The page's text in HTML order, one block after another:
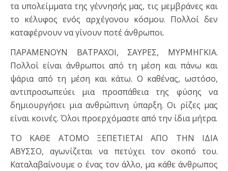
τα υπολείμματα της γέννησής μας, τις μεμβράνες και
το κέλυφος ενός αρχέγονου κόσμου. Πολλοί δεν
καταφέρνουν να γίνουν ποτέ άνθρωποι.
ΠΑΡΑΜΕΝΟΥΝ ΒΑΤΡΑΧΟΙ, ΣΑΥΡΕΣ, ΜΥΡΜΗΓΚΙΑ.
Πολλοί είναι άνθρωποι από τη μέση και πάνω και
ψάρια από τη μέση και κάτω. Ο καθένας, ωστόσο,
αντιπροσωπεύει μια προσπάθεια της φύσης να
δημιουργήσει μια ανθρώπινη ύπαρξη. Οι ρίζες μας
είναι κοινές. Όλοι προερχόμαστε από την ίδια μήτρα.
ΤΟ ΚΑΘΕ ΑΤΟΜΟ ΞΕΠΕΤΙΕΤΑΙ ΑΠΟ ΤΗΝ ΙΔΙΑ
ΑΒΥΣΣΟ, αγωνίζεται να πετύχει τον σκοπό του.
Καταλαβαίνουμε ο ένας τον άλλο, μα κάθε άνθρωπος